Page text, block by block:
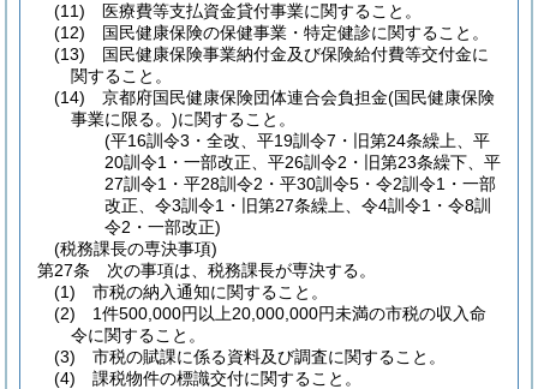
(11)
医療費等支払資金貸付事業に関すること。
(12)
国民健康保険の保健事業・特定健診に関すること。
(13)
国民健康保険事業納付金及び保険給付費等交付金に
関すること。
(14)
京都府国民健康保険団体連合会負担金(国民健康保険
事業に限る。)に関すること。
(平16訓令3・全改、平19訓令7・旧第24条繰上、平
20訓令1・一部改正、平26訓令2・旧第23条繰下、平
27訓令1・平28訓令2・平30訓令5・令2訓令1・一部
改正、令3訓令1・旧第27条繰上、令4訓令1・令8訓
令2・一部改正)
(税務課長の専決事項)
第27条
次の事項は、税務課長が専決する。
(1)
市税の納入通知に関すること。
(2)
1件500,000円以上20,000,000円未満の市税の収入命
令に関すること。
(3)
市税の賦課に係る資料及び調査に関すること。
(4)
課税物件の標識交付に関すること。